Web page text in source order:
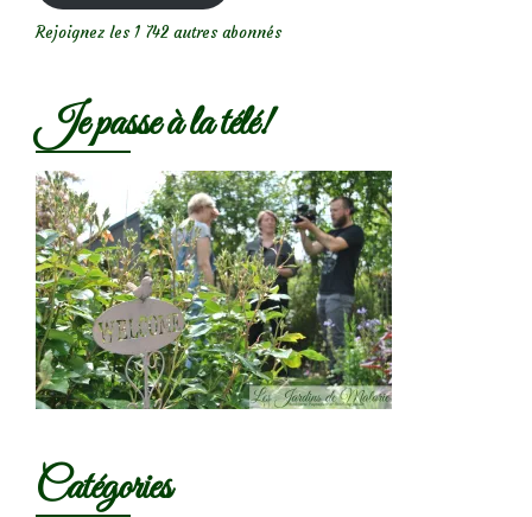
Rejoignez les 1 742 autres abonnés
Je passe à la télé!
Catégories